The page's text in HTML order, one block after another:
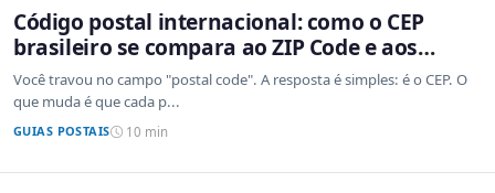
Código postal internacional: como o CEP
brasileiro se compara ao ZIP Code e aos
sistemas de outros países
Você travou no campo "postal code". A resposta é simples: é o CEP. O
que muda é que cada p...
GUIAS POSTAIS 10 min